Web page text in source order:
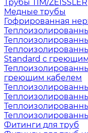
Трубы TIM/ZEISSLER
Медные трубы
Гофрированная
Standard с
греющим кабелем
Фитинги для труб